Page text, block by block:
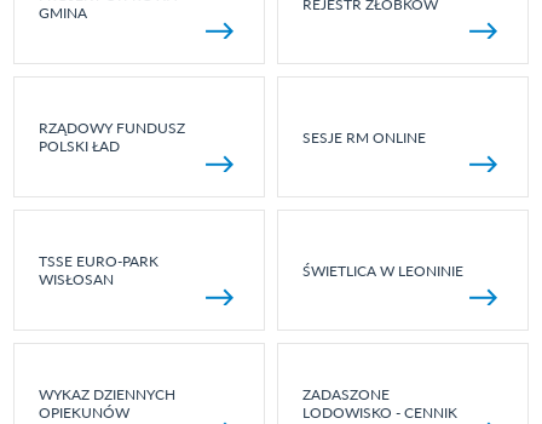
GMINA
REJESTR ŻŁOBKÓW
RZĄDOWY FUNDUSZ
POLSKI ŁAD
SESJE RM ONLINE
TSSE EURO-PARK
WISŁOSAN
ŚWIETLICA W LEONINIE
WYKAZ DZIENNYCH
OPIEKUNÓW
ZADASZONE
LODOWISKO - CENNIK